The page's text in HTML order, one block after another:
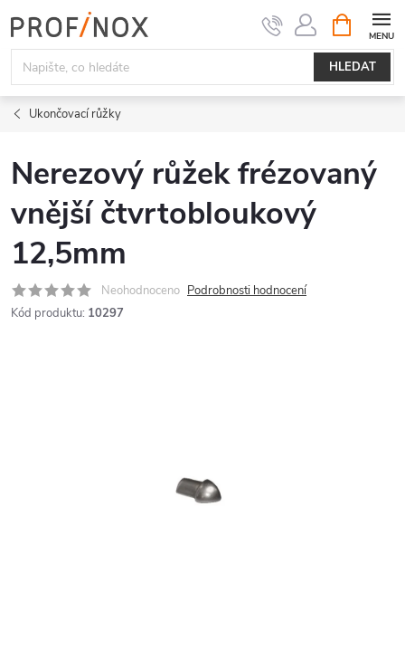
na
obsah
HLEDAT
NÁKUPNÍ
KOŠÍK
Ukončovací růžky
Nerezový růžek frézovaný
vnější čtvrtobloukový
12,5mm
Neohodnoceno Podrobnosti hodnocení
Kód produktu: 10297